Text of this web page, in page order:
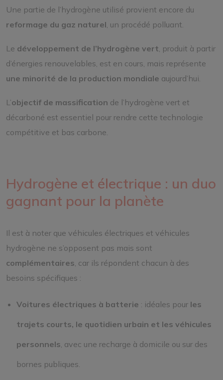
Une partie de l’hydrogène utilisé provient encore du
reformage du gaz naturel , un procédé polluant.
Le développement de l’hydrogène vert , produit à partir
d’énergies renouvelables, est en cours, mais représente
une minorité de la production mondiale aujourd’hui.
L’objectif de massification de l’hydrogène vert et
décarboné est essentiel pour rendre cette technologie
compétitive et bas carbone.
Hydrogène et électrique : un duo
gagnant pour la planète
Il est à noter que véhicules électriques et véhicules
hydrogène ne s’opposent pas mais sont
complémentaires , car ils répondent chacun à des
besoins spécifiques :
Voitures électriques à batterie : idéales pour les
trajets courts, le quotidien urbain et les véhicules
personnels , avec une recharge à domicile ou sur des
bornes publiques.